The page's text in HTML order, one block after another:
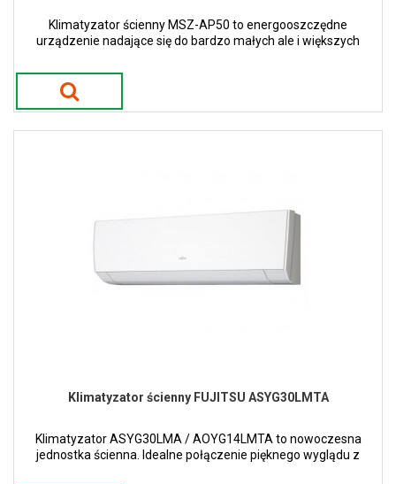
Klimatyzator ścienny MSZ-AP50 to energooszczędne
urządzenie nadające się do bardzo małych ale i większych
Klimatyzator ścienny FUJITSU ASYG30LMTA
Klimatyzator ASYG30LMA / AOYG14LMTA to nowoczesna
jednostka ścienna. Idealne połączenie pięknego wyglądu z